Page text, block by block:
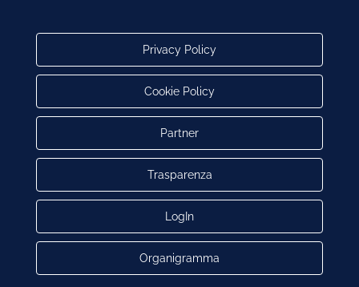
Privacy Policy
Cookie Policy
Partner
Trasparenza
LogIn
Organigramma